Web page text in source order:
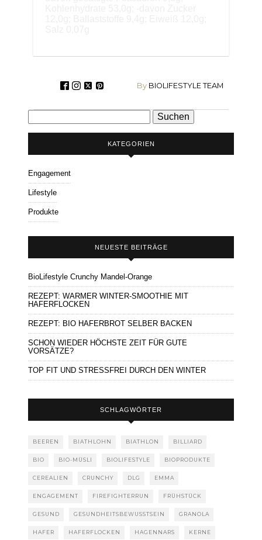
ByBIOLIFESTYLE TEAM
nach:
KATEGORIEN
Engagement
Lifestyle
Produkte
NEUESTE BEITRÄGE
BioLifestyle Crunchy Mandel-Orange
REZEPT: WARMER WINTER-SMOOTHIE MIT
HAFERFLOCKEN
REZEPT: BIO HAFERBROT SELBER BACKEN
SCHON WIEDER HÖCHSTE ZEIT FÜR GUTE
VORSÄTZE?
TOP FIT UND STRESSFREI DURCH DEN WINTER
SCHLAGWÖRTER
BEEREN BIATHLOHN BIATHLON BILLIARD
BIO BIO-MÜSLI BIOLIFESTYLE BIOPRODUKTE
CEREALIEN CRUNCHY DLG EMMA
ENGAGEMENT FIREFIGHTERRUN FRÜHSTÜCK
GESUND GESUNDHEITSBEWUSSTSEIN GRANOLA
HAFER HAFERFLOCKEN HAGENNARS KERNE